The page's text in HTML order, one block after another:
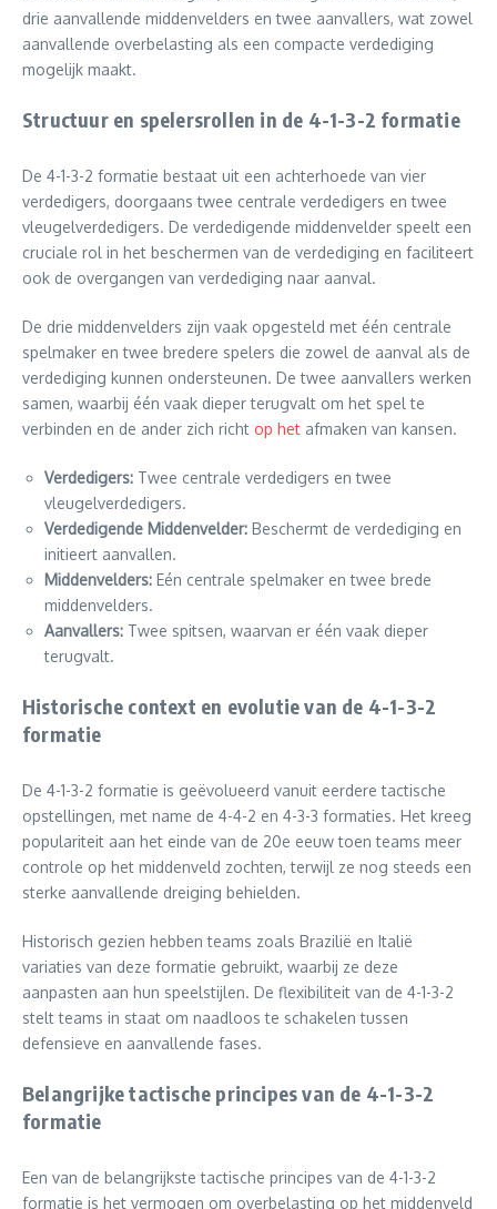
drie aanvallende middenvelders en twee aanvallers, wat zowel
aanvallende overbelasting als een compacte verdediging
mogelijk maakt.
Structuur en spelersrollen in de 4-1-3-2 formatie
De 4-1-3-2 formatie bestaat uit een achterhoede van vier
verdedigers, doorgaans twee centrale verdedigers en twee
vleugelverdedigers. De verdedigende middenvelder speelt een
cruciale rol in het beschermen van de verdediging en faciliteert
ook de overgangen van verdediging naar aanval.
De drie middenvelders zijn vaak opgesteld met één centrale
spelmaker en twee bredere spelers die zowel de aanval als de
verdediging kunnen ondersteunen. De twee aanvallers werken
samen, waarbij één vaak dieper terugvalt om het spel te
verbinden en de ander zich richt op het afmaken van kansen.
Verdedigers: Twee centrale verdedigers en twee
vleugelverdedigers.
Verdedigende Middenvelder: Beschermt de verdediging en
initieert aanvallen.
Middenvelders: Eén centrale spelmaker en twee brede
middenvelders.
Aanvallers: Twee spitsen, waarvan er één vaak dieper
terugvalt.
Historische context en evolutie van de 4-1-3-2
formatie
De 4-1-3-2 formatie is geëvolueerd vanuit eerdere tactische
opstellingen, met name de 4-4-2 en 4-3-3 formaties. Het kreeg
populariteit aan het einde van de 20e eeuw toen teams meer
controle op het middenveld zochten, terwijl ze nog steeds een
sterke aanvallende dreiging behielden.
Historisch gezien hebben teams zoals Brazilië en Italië
variaties van deze formatie gebruikt, waarbij ze deze
aanpasten aan hun speelstijlen. De flexibiliteit van de 4-1-3-2
stelt teams in staat om naadloos te schakelen tussen
defensieve en aanvallende fases.
Belangrijke tactische principes van de 4-1-3-2
formatie
Een van de belangrijkste tactische principes van de 4-1-3-2
formatie is het vermogen om overbelasting op het middenveld